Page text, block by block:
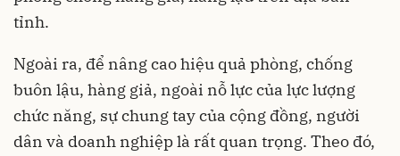
tỉnh.
Ngoài ra, để nâng cao hiệu quả phòng, chống
buôn lậu, hàng giả, ngoài nỗ lực của lực lượng
chức năng, sự chung tay của cộng đồng, người
dân và doanh nghiệp là rất quan trọng. Theo đó,